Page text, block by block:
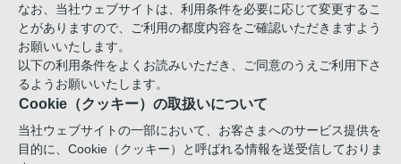
なお、当社ウェブサイトは、利用条件を必要に応じて変更するこ
とがありますので、ご利用の都度内容をご確認いただきますよう
お願いいたします。
以下の利用条件をよくお読みいただき、ご同意のうえご利用下さ
るようお願いいたします。
Cookie（クッキー）の取扱いについて
当社ウェブサイトの一部において、お客さまへのサービス提供を
目的に、Cookie（クッキー）と呼ばれる情報を送受信しておりま